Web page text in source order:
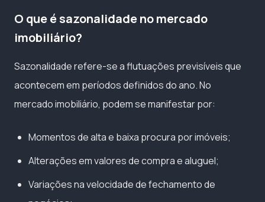
O que é sazonalidade no mercado
imobiliário?
Sazonalidade refere-se a flutuações previsíveis que
acontecem em períodos definidos do ano. No
mercado imobiliário, podem se manifestar por:
Momentos de alta e baixa procura por imóveis;
Alterações em valores de compra e aluguel;
Variações na velocidade de fechamento de